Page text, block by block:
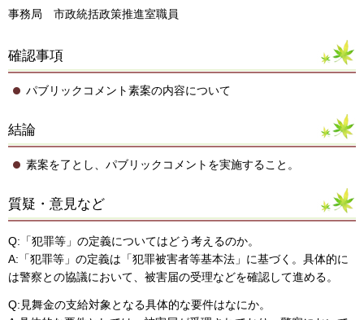
事務局 市政統括政策推進室職員
確認事項
パブリックコメント素案の内容について
結論
素案を了とし、パブリックコメントを実施すること。
質疑・意見など
Q:「犯罪等」の定義についてはどう考えるのか。
A:「犯罪等」の定義は「犯罪被害者等基本法」に基づく。具体的に
は警察との協議において、被害届の受理などを確認して進める。
Q:見舞金の支給対象となる具体的な要件はなにか。